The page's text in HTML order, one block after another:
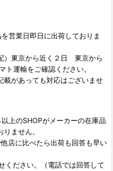
営業日即日に出荷しておりま
）東京から近く２日 東京から
運輸をご確認ください。
があっても対応はございませ
上のSHOPがメーカーの在庫品
ません。
店に比べたら出荷も回答も早い
ください。（電話では回答して